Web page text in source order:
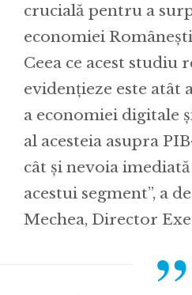
crucială pentru a
economiei
Ceea ce acest studiu
evidențieze este atât
a economiei digitale
al acesteia asupra
cât și nevoia
acestui segment”, a
Mechea, Director